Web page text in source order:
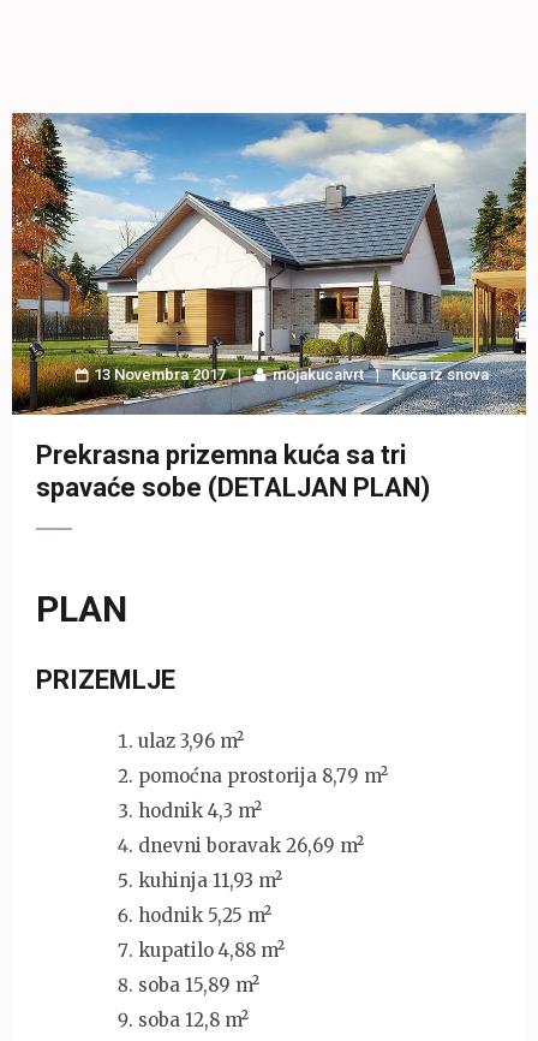
13 Novembra 2017 mojakucaivrt Kuća iz snova
Prekrasna prizemna kuća sa tri
spavaće sobe (DETALJAN PLAN)
PLAN
PRIZEMLJE
ulaz 3,96 m²
pomoćna prostorija 8,79 m²
hodnik 4,3 m²
dnevni boravak 26,69 m²
kuhinja 11,93 m²
hodnik 5,25 m²
kupatilo 4,88 m²
soba 15,89 m²
soba 12,8 m²